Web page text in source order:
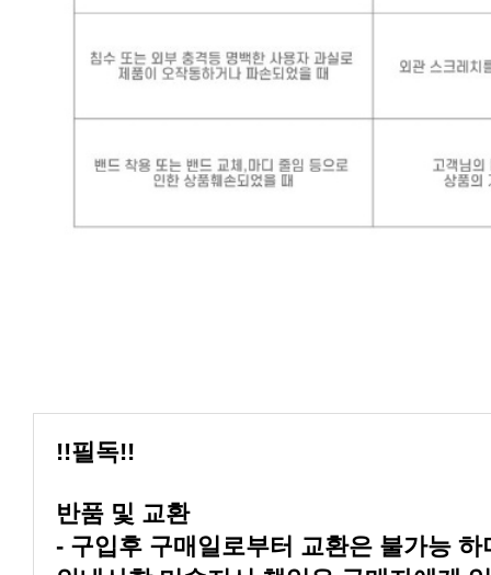
!!필독!!
반품 및 교환